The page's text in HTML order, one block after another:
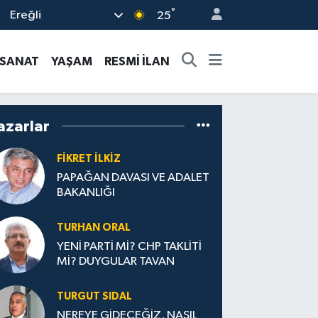
Ereğli 25°
YAŞAM RESMİ İLAN
FIKRET İLKİZ
PAPAĞAN DAVASI VE ADALET
BAKANLIĞI
TURHAN ORAL
YENİ PARTİ Mİ? CHP TAKLİTİ
Mİ? DUYGULAR TAVAN
TURGUT SIDAL
NEREYE GİDECEĞİZ, NASIL